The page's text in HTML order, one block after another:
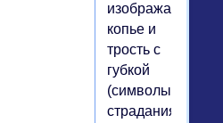
изображается
копье и
трость с
губкой
(символы
страдания